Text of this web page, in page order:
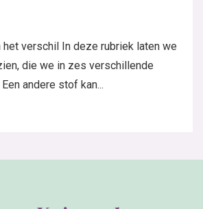
verschil In deze rubriek laten we
die we in zes verschillende
andere stof kan...